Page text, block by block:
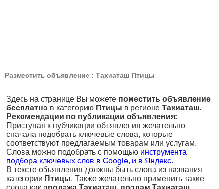
Разместить объявление : Тахиаташ Птицы
Здесь на странице Вы можете поместить объявление
бесплатно в категорию Птицы в регионе Тахиаташ.
Рекомендации по публикации объявления:
Приступая к публикации объявления желательно
сначала подобрать ключевые слова, которые
соответствуют предлагаемым товарам или услугам.
Слова можно подобрать с помощью инструмента
подбора ключевых слов в Google, и в Яндекс.
В тексте объявления должны быть слова из названия
категории Птицы. Также желательно применить такие
слова как продажа Тахиаташ, продам Тахиаташ,